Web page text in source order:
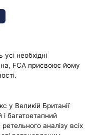
необхідні
FCA присвоює йому
у Великій Британії
багатоетапний
аналізу всіх